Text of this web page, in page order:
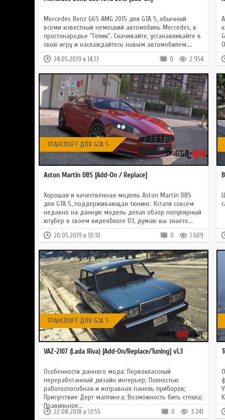
Mercedes Benz G65 AMG 2015 для GTA 5, обычный
всеми известный немецкий автомобиль Mercedes, в
простонародье "Гелик". Скачивайте, устанавливайте в
свою игру и наслаждайтесь новым автомобилем....
24.05.2019 в 14:13 2 954
0
ТРАНСПОРТ ДЛЯ GTA 5
Aston Martin DBS [Add-On / Replace]
Хорошая и качественная модель Aston Martin DBS
для GTA 5, поддерживающая тюнинг. Кстати совсем
недавно на данную модель делал обзор популярный
ютубер в своем видеоблоге D3, думаю вы знаете...
20.05.2019 в 10:10 1 609
0
ТРАНСПОРТ ДЛЯ GTA 5
VAZ-2107 (Lada Riva) [Add-On/Replace/Tuning] v1.3
Особенности данного мода: Первоклассный
переработанный дизайн интерьер; Полностью
работоспособная и исправная панель приборов;
Присутствие Дерт маппинга; Возможность бить стекла;
Правильное...
22.08.2018 в 13:55 3 241
0